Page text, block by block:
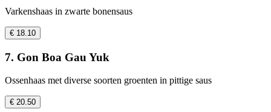
Varkenshaas in zwarte bonensaus
€ 18.10
7. Gon Boa Gau Yuk
Ossenhaas met diverse soorten groenten in pittige saus
€ 20.50